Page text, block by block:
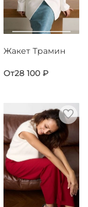
Жакет Трамин
От28 100 ₽